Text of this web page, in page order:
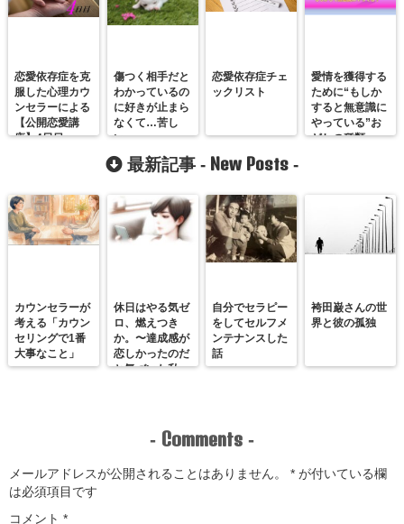
恋愛依存症を克
服した心理カウ
ンセラーによる
【公開恋愛講
座】4日目
傷つく相手だと
わかっているの
に好きが止まら
なくて…苦し
い。
恋愛依存症チェ
ックリスト
愛情を獲得する
ために“もしか
すると無意識に
やっている”お
どしの種類
最新記事 - New Posts -
カウンセラーが
考える「カウン
セリングで1番
大事なこと」
休日はやる気ゼ
ロ、燃えつき
か。〜達成感が
恋しかったのだ
と気づいた私
自分でセラピー
をしてセルフメ
ンテナンスした
話
袴田巌さんの世
界と彼の孤独
- Comments -
メールアドレスが公開されることはありません。 * が付いている欄
は必須項目です
コメント *